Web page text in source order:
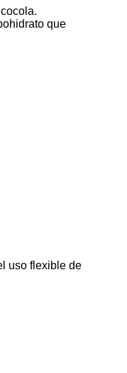
que
uso flexible de